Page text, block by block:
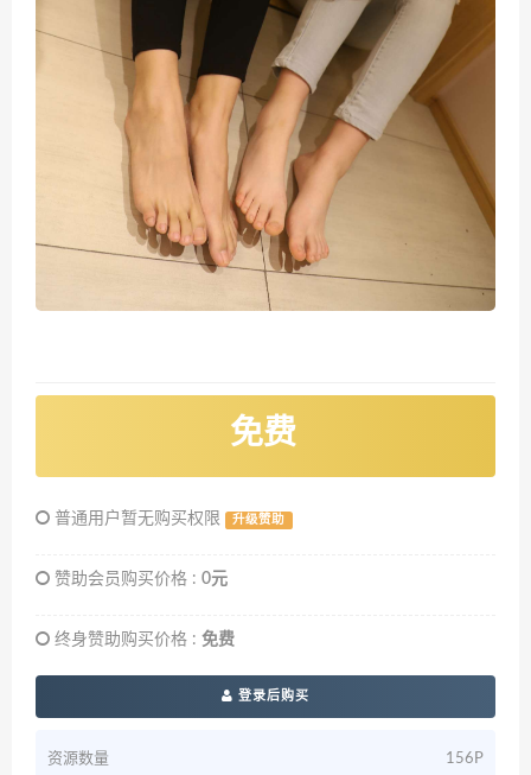
免费
普通用户暂无购买权限 升级赞助
赞助会员购买价格 : 0元
终身赞助购买价格 : 免费
登录后购买
资源数量 156P